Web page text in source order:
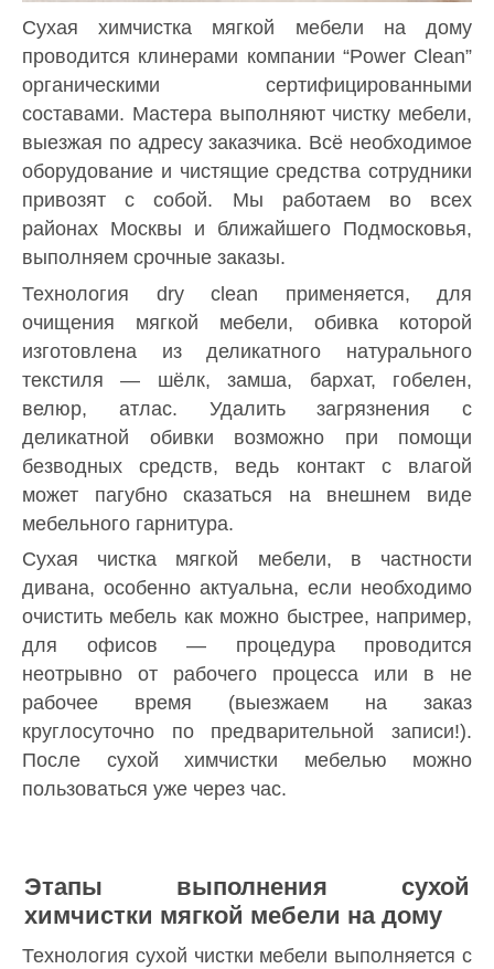
Сухая химчистка мягкой мебели на дому
проводится клинерами компании “Power Clean”
органическими сертифицированными
составами. Мастера выполняют чистку мебели,
выезжая по адресу заказчика. Всё необходимое
оборудование и чистящие средства сотрудники
привозят с собой. Мы работаем во всех
районах Москвы и ближайшего Подмосковья,
выполняем срочные заказы.
Технология dry clean применяется, для
очищения мягкой мебели, обивка которой
изготовлена из деликатного натурального
текстиля — шёлк, замша, бархат, гобелен,
велюр, атлас. Удалить загрязнения с
деликатной обивки возможно при помощи
безводных средств, ведь контакт с влагой
может пагубно сказаться на внешнем виде
мебельного гарнитура.
Сухая чистка мягкой мебели, в частности
дивана, особенно актуальна, если необходимо
очистить мебель как можно быстрее, например,
для офисов — процедура проводится
неотрывно от рабочего процесса или в не
рабочее время (выезжаем на заказ
круглосуточно по предварительной записи!).
После сухой химчистки мебелью можно
пользоваться уже через час.
Этапы выполнения сухой
химчистки мягкой мебели на дому
Технология сухой чистки мебели выполняется с